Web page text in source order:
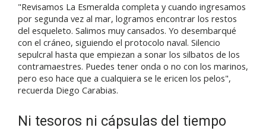
"Revisamos La Esmeralda completa y cuando ingresamos
por segunda vez al mar, logramos encontrar los restos
del esqueleto. Salimos muy cansados. Yo desembarqué
con el cráneo, siguiendo el protocolo naval. Silencio
sepulcral hasta que empiezan a sonar los silbatos de los
contramaestres. Puedes tener onda o no con los marinos,
pero eso hace que a cualquiera se le ericen los pelos",
recuerda Diego Carabias.
Ni tesoros ni cápsulas del tiempo